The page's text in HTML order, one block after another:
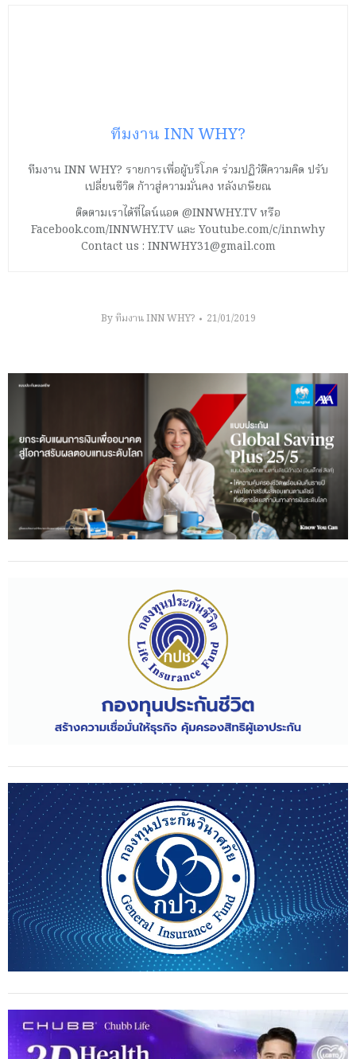
ทีมงาน INN WHY?
ทีมงาน INN WHY? รายการเพื่อผู้บริโภค ร่วมปฏิวัติความคิด ปรับ
เปลี่ยนชีวิต ก้าวสู่ความมั่นคง หลังเกษียณ
ติดตามเราได้ที่ไลน์แอด @INNWHY.TV หรือ
Facebook.com/INNWHY.TV และ Youtube.com/c/innwhy
Contact us : INNWHY31@gmail.com
Byทีมงาน INN WHY? 21/01/2019